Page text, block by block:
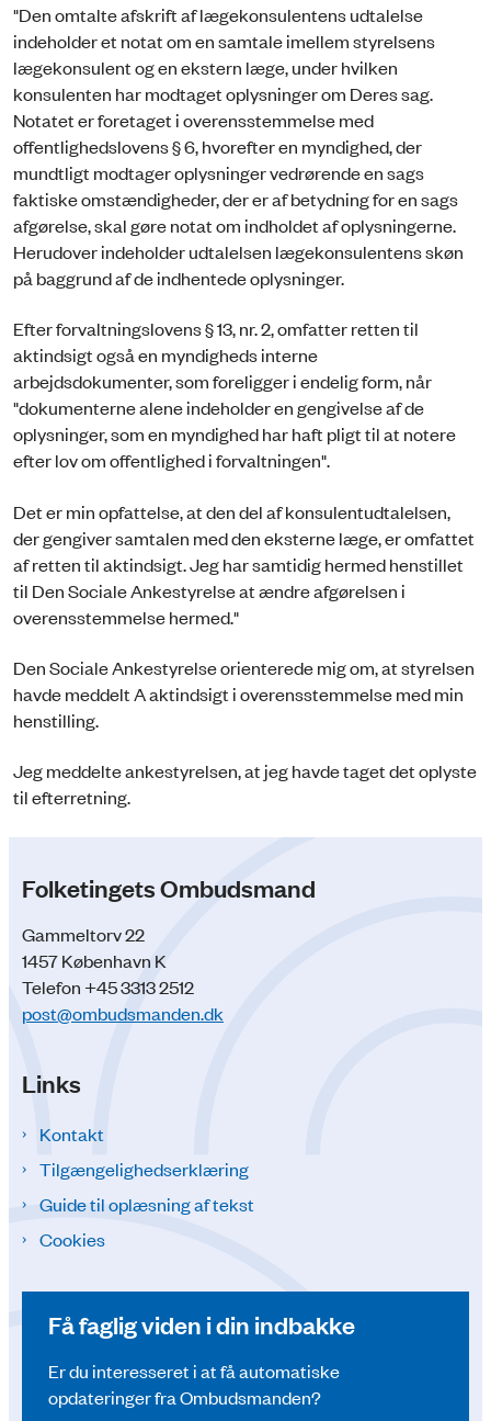
"Den omtalte afskrift af lægekonsulentens udtalelse
indeholder et notat om en samtale imellem styrelsens
lægekonsulent og en ekstern læge, under hvilken
konsulenten har modtaget oplysninger om Deres sag.
Notatet er foretaget i overensstemmelse med
offentlighedslovens § 6, hvorefter en myndighed, der
mundtligt modtager oplysninger vedrørende en sags
faktiske omstændigheder, der er af betydning for en sags
afgørelse, skal gøre notat om indholdet af oplysningerne.
Herudover indeholder udtalelsen lægekonsulentens skøn
på baggrund af de indhentede oplysninger.
Efter forvaltningslovens § 13, nr. 2, omfatter retten til
aktindsigt også en myndigheds interne
arbejdsdokumenter, som foreligger i endelig form, når
"dokumenterne alene indeholder en gengivelse af de
oplysninger, som en myndighed har haft pligt til at notere
efter lov om offentlighed i forvaltningen".
Det er min opfattelse, at den del af konsulentudtalelsen,
der gengiver samtalen med den eksterne læge, er omfattet
af retten til aktindsigt. Jeg har samtidig hermed henstillet
til Den Sociale Ankestyrelse at ændre afgørelsen i
overensstemmelse hermed."
Den Sociale Ankestyrelse orienterede mig om, at styrelsen
havde meddelt A aktindsigt i overensstemmelse med min
henstilling.
Jeg meddelte ankestyrelsen, at jeg havde taget det oplyste
til efterretning.
Folketingets Ombudsmand
Gammeltorv 22
1457 København K
Telefon +45 3313 2512
post@ombudsmanden.dk
Links
Kontakt
Tilgængelighedserklæring
Guide til oplæsning af tekst
Cookies
Få faglig viden i din indbakke
Er du interesseret i at få automatiske
opdateringer fra Ombudsmanden?